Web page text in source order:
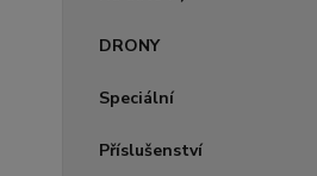
DRONY
Speciální
Příslušenství